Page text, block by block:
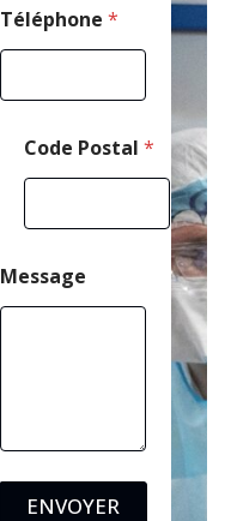
Téléphone *
Code Postal *
Message
ENVOYER